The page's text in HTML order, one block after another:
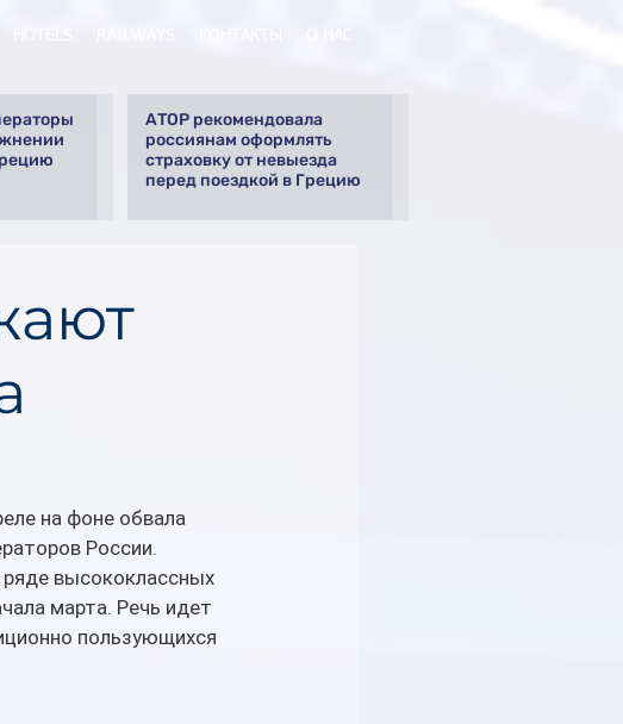
АТОР рекомендовала
россиянам оформлять
страховку от невыезда
перед поездкой в Грецию
на фоне обвала
России.
высококлассных
марта. Речь идет
пользующихся